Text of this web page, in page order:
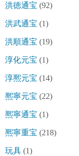
洪徳通宝 (92)
洪武通宝 (1)
洪順通宝 (19)
淳化元宝 (1)
淳熈元宝 (14)
熈寧元宝 (22)
熈寧通宝 (1)
熈寧重宝 (218)
玩具 (1)